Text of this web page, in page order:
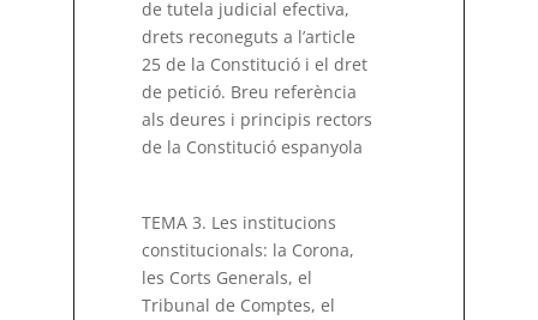
de tutela judicial efectiva,
drets reconeguts a l’article
25 de la Constitució i el dret
de petició. Breu referència
als deures i principis rectors
de la Constitució espanyola
TEMA 3. Les institucions
constitucionals: la Corona,
les Corts Generals, el
Tribunal de Comptes, el